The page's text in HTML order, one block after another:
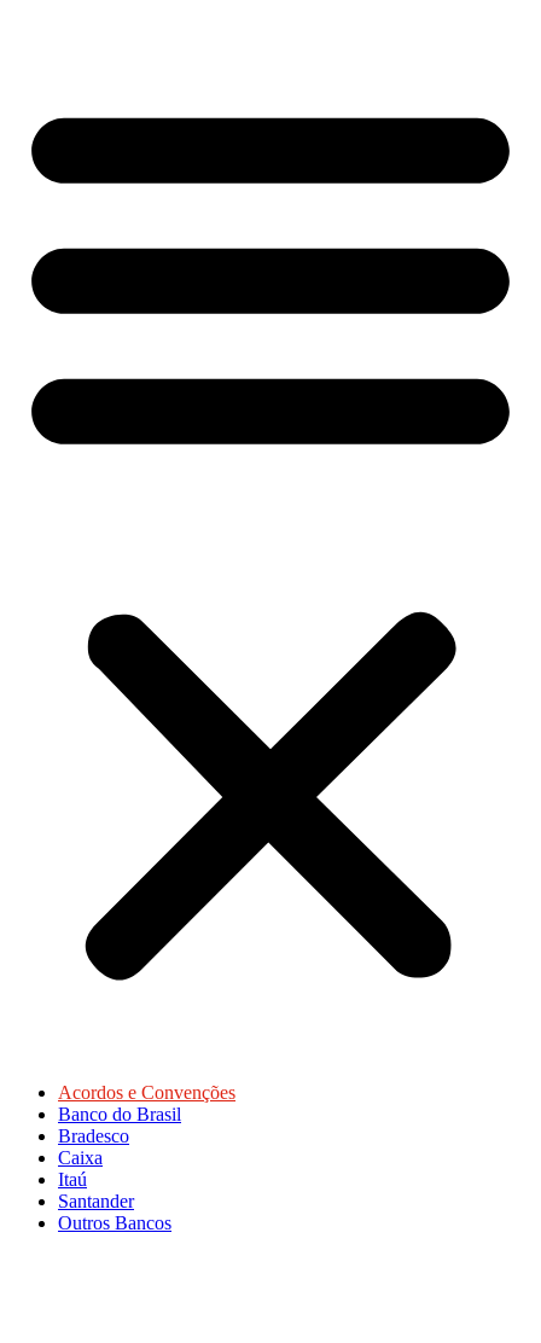
Acordos e Convenções
Banco do Brasil
Bradesco
Caixa
Itaú
Santander
Outros Bancos